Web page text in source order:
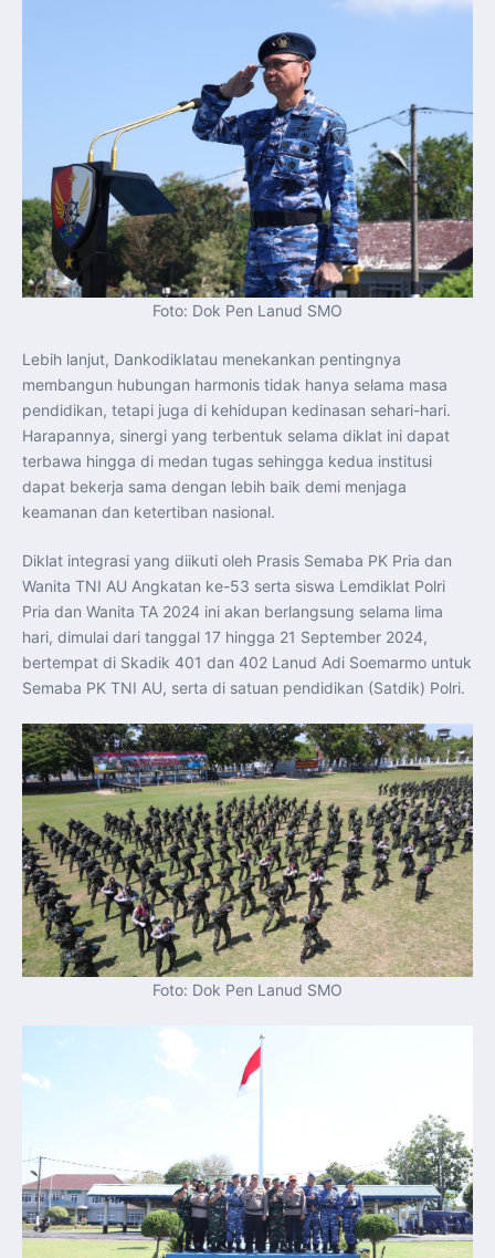
Foto: Dok Pen Lanud SMO
Lebih lanjut, Dankodiklatau menekankan pentingnya
membangun hubungan harmonis tidak hanya selama masa
pendidikan, tetapi juga di kehidupan kedinasan sehari-hari.
Harapannya, sinergi yang terbentuk selama diklat ini dapat
terbawa hingga di medan tugas sehingga kedua institusi
dapat bekerja sama dengan lebih baik demi menjaga
keamanan dan ketertiban nasional.
Diklat integrasi yang diikuti oleh Prasis Semaba PK Pria dan
Wanita TNI AU Angkatan ke-53 serta siswa Lemdiklat Polri
Pria dan Wanita TA 2024 ini akan berlangsung selama lima
hari, dimulai dari tanggal 17 hingga 21 September 2024,
bertempat di Skadik 401 dan 402 Lanud Adi Soemarmo untuk
Semaba PK TNI AU, serta di satuan pendidikan (Satdik) Polri.
Foto: Dok Pen Lanud SMO